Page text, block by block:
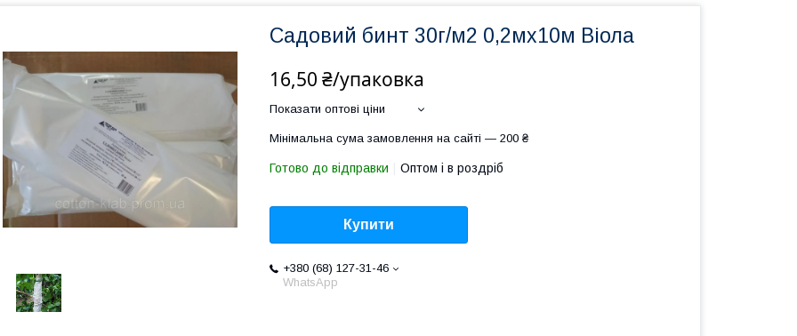
Садовий бинт 30г/м2 0,2мх10м Віола
16,50 ₴/упаковка
Показати оптові ціни
Мінімальна сума замовлення на сайті — 200 ₴
Готово до відправки Оптом і в роздріб
Купити
+380 (68) 127-31-46
WhatsApp